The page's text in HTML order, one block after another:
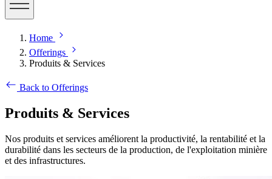
Home
Offerings
Produits & Services
Back to Offerings
Produits & Services
Nos produits et services améliorent la productivité, la rentabilité et la
durabilité dans les secteurs de la production, de l'exploitation minière
et des infrastructures.